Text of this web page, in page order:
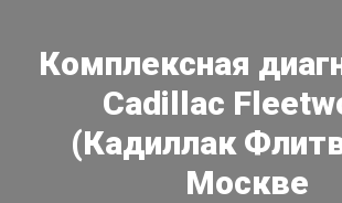
Комплексная
Cadillac
(Кадиллак
Москве